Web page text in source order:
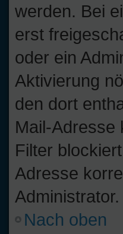
werden. Bei
erst
oder ein
Aktivierung
den dort
Mail-Adresse
Filter
Adresse
Administrator.
Nach oben